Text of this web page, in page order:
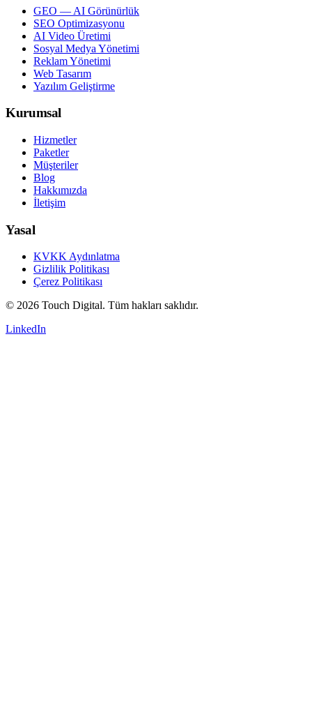
GEO — AI Görünürlük
SEO Optimizasyonu
AI Video Üretimi
Sosyal Medya Yönetimi
Reklam Yönetimi
Web Tasarım
Yazılım Geliştirme
Kurumsal
Hizmetler
Paketler
Müşteriler
Blog
Hakkımızda
İletişim
Yasal
KVKK Aydınlatma
Gizlilik Politikası
Çerez Politikası
© 2026 Touch Digital. Tüm hakları saklıdır.
LinkedIn